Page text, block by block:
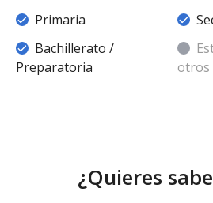
Primaria
Bachillerato /
Preparatoria
otros
¿Quieres